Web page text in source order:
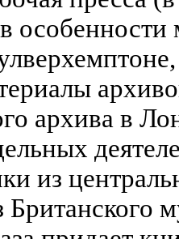
архива в
из